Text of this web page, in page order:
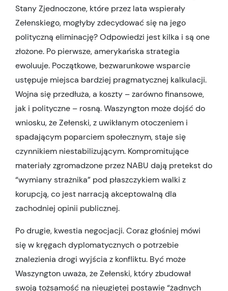
Stany Zjednoczone, które przez lata wspierały
Zełenskiego, mogłyby zdecydować się na jego
polityczną eliminację? Odpowiedzi jest kilka i są one
złożone. Po pierwsze, amerykańska strategia
ewoluuje. Początkowe, bezwarunkowe wsparcie
ustępuje miejsca bardziej pragmatycznej kalkulacji.
Wojna się przedłuża, a koszty – zarówno finansowe,
jak i polityczne – rosną. Waszyngton może dojść do
wniosku, że Zełenski, z uwikłanym otoczeniem i
spadającym poparciem społecznym, staje się
czynnikiem niestabilizującym. Kompromitujące
materiały zgromadzone przez NABU dają pretekst do
“wymiany strażnika” pod płaszczykiem walki z
korupcją, co jest narracją akceptowalną dla
zachodniej opinii publicznej.
Po drugie, kwestia negocjacji. Coraz głośniej mówi
się w kręgach dyplomatycznych o potrzebie
znalezienia drogi wyjścia z konfliktu. Być może
Waszyngton uważa, że Zełenski, który zbudował
swoją tożsamość na nieugiętej postawie “żadnych